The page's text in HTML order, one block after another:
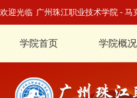
欢迎光临 广州珠江职业技术学院 - 马
学院首页 学院概况